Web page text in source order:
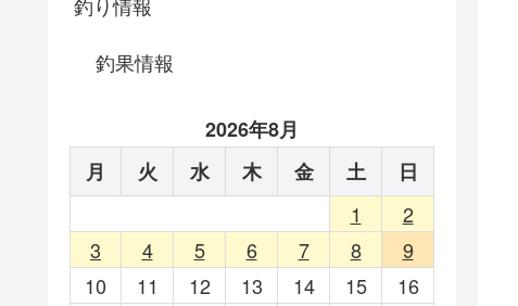
釣り情報
釣果情報
2026年8月
月
火 水 木 金 土
日
1
2
3
4 5 6 7 8
9
10
11 12 13 14 15
16